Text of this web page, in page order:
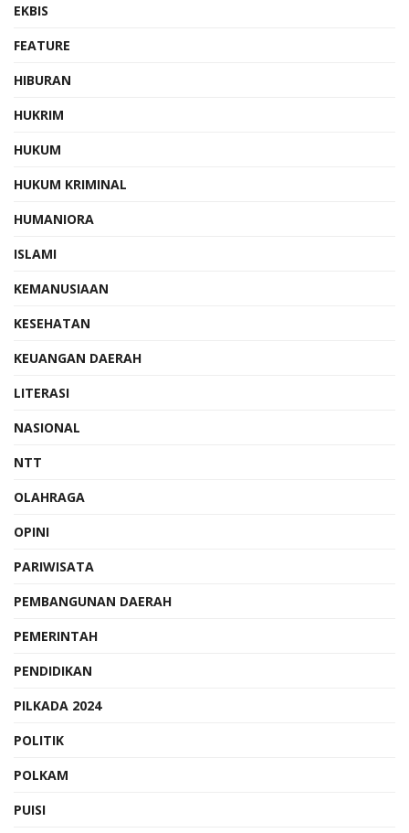
EKBIS
FEATURE
HIBURAN
HUKRIM
HUKUM
HUKUM KRIMINAL
HUMANIORA
ISLAMI
KEMANUSIAAN
KESEHATAN
KEUANGAN DAERAH
LITERASI
NASIONAL
NTT
OLAHRAGA
OPINI
PARIWISATA
PEMBANGUNAN DAERAH
PEMERINTAH
PENDIDIKAN
PILKADA 2024
POLITIK
POLKAM
PUISI